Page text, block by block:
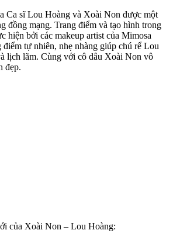
Ca sĩ Lou Hoàng và Xoài Non được một
đồng mạng. Trang điểm và tạo hình trong
hiện bởi các makeup artist của Mimosa
tự nhiên, nhẹ nhàng giúp chú rể Lou
lịch lãm. Cùng với cô dâu Xoài Non vô
đẹp.
của Xoài Non – Lou Hoàng: